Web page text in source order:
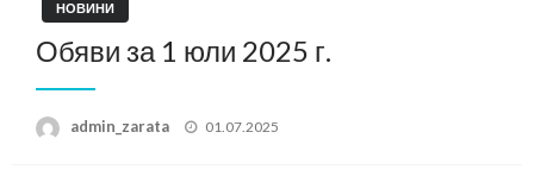
НОВИНИ
Обяви за 1 юли 2025 г.
admin_zarata
Posted
01.07.2025